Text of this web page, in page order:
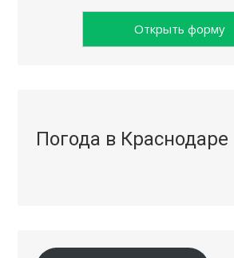
Открыть форму
Погода в Краснодаре